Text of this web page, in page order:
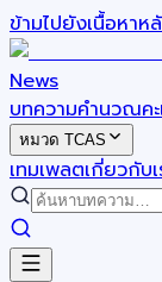
ข้ามไปยังเนื้อหาห
News
บทความคำนวณค
หมวด TCAS
เทมเพลตเกี่ยวกับเ